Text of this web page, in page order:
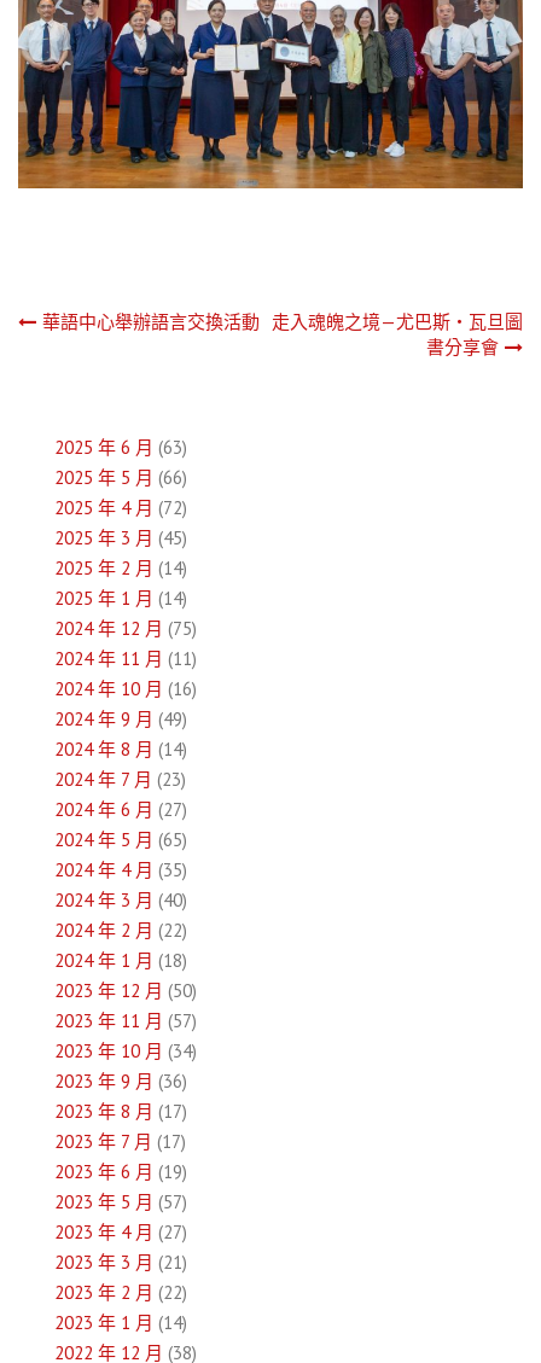
文
覽
華語中心舉辦語言交換活動
走入魂魄之境—尤巴斯・瓦旦圖
書分享會
2025 年 6 月 (63)
2025 年 5 月 (66)
2025 年 4 月 (72)
2025 年 3 月 (45)
2025 年 2 月 (14)
2025 年 1 月 (14)
2024 年 12 月 (75)
2024 年 11 月 (11)
2024 年 10 月 (16)
2024 年 9 月 (49)
2024 年 8 月 (14)
2024 年 7 月 (23)
2024 年 6 月 (27)
2024 年 5 月 (65)
2024 年 4 月 (35)
2024 年 3 月 (40)
2024 年 2 月 (22)
2024 年 1 月 (18)
2023 年 12 月 (50)
2023 年 11 月 (57)
2023 年 10 月 (34)
2023 年 9 月 (36)
2023 年 8 月 (17)
2023 年 7 月 (17)
2023 年 6 月 (19)
2023 年 5 月 (57)
2023 年 4 月 (27)
2023 年 3 月 (21)
2023 年 2 月 (22)
2023 年 1 月 (14)
2022 年 12 月 (38)